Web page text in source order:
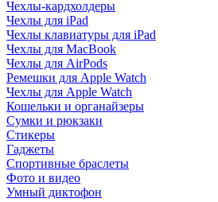
Чехлы-кардхолдеры
Чехлы для iPad
Чехлы клавиатуры для iPad
Чехлы для MacBook
Чехлы для AirPods
Ремешки для Apple Watch
Чехлы для Apple Watch
Кошельки и органайзеры
Сумки и рюкзаки
Стикеры
Гаджеты
Спортивные браслеты
Фото и видео
Умный диктофон